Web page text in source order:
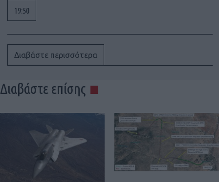
19:50
Διαβάστε περισσότερα
Διαβάστε επίσης